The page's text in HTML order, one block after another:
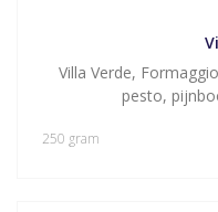
Villa Verde,
pesto,
250 gram